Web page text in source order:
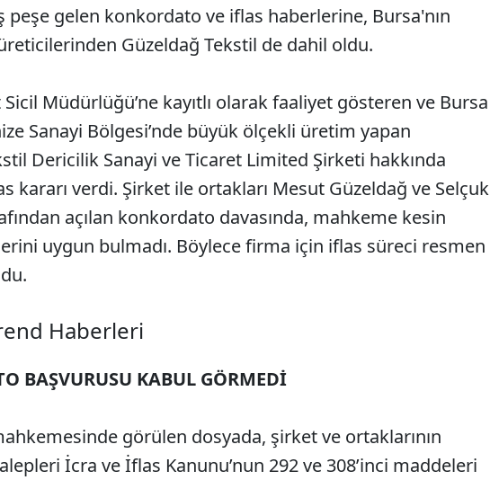
peşe gelen konkordato ve iflas haberlerine, Bursa'nın
Güzeldağ Tekstil de dahil oldu.
Müdürlüğü’ne kayıtlı olarak faaliyet gösteren ve Bursa
Sanayi Bölgesi’nde büyük ölçekli üretim yapan
Dericilik Sanayi ve Ticaret Limited Şirketi hakkında
kararı verdi. Şirket ile ortakları Mesut Güzeldağ ve Selçuk
açılan konkordato davasında, mahkeme kesin
uygun bulmadı. Böylece firma için iflas süreci resmen
Haberleri
BAŞVURUSU KABUL GÖRMEDİ
görülen dosyada, şirket ve ortaklarının
İcra ve İflas Kanunu’nun 292 ve 308’inci maddeleri